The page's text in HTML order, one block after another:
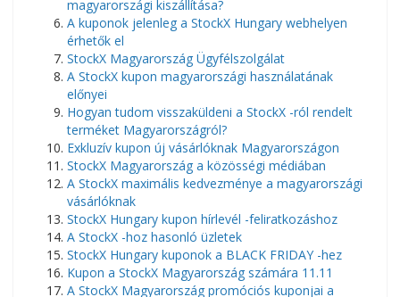
magyarországi kiszállítása?
A kuponok jelenleg a StockX Hungary webhelyen
érhetők el
StockX Magyarország Ügyfélszolgálat
A StockX kupon magyarországi használatának
előnyei
Hogyan tudom visszaküldeni a StockX -ról rendelt
terméket Magyarországról?
Exkluzív kupon új vásárlóknak Magyarországon
StockX Magyarország a közösségi médiában
A StockX maximális kedvezménye a magyarországi
vásárlóknak
StockX Hungary kupon hírlevél -feliratkozáshoz
A StockX -hoz hasonló üzletek
StockX Hungary kuponok a BLACK FRIDAY -hez
Kupon a StockX Magyarország számára 11.11
A StockX Magyarország promóciós kuponjai a